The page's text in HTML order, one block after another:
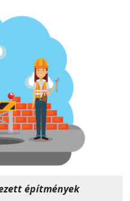
építmények